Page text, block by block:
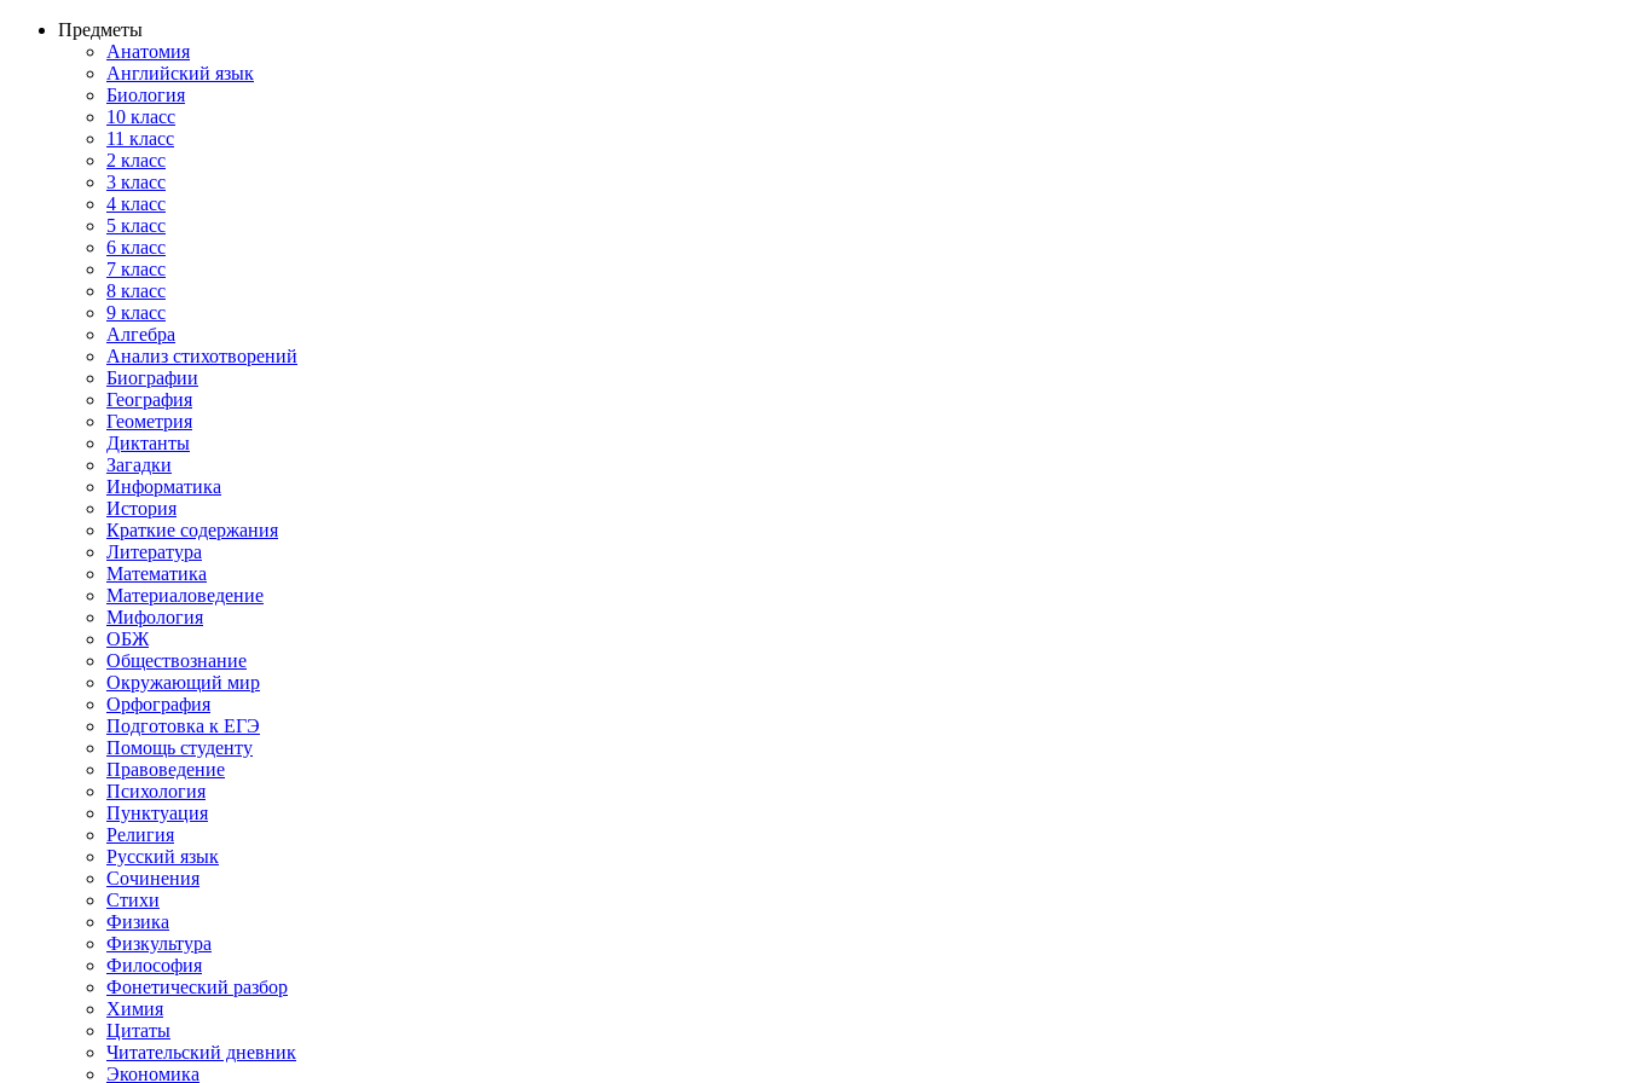
Предметы
Анатомия
Английский язык
Биология
10 класс
11 класс
2 класс
3 класс
4 класс
5 класс
6 класс
7 класс
8 класс
9 класс
Алгебра
Анализ стихотворений
Биографии
География
Геометрия
Диктанты
Загадки
Информатика
История
Краткие содержания
Литература
Математика
Материаловедение
Мифология
ОБЖ
Обществознание
Окружающий мир
Орфография
Подготовка к ЕГЭ
Помощь студенту
Правоведение
Психология
Пунктуация
Религия
Русский язык
Сочинения
Стихи
Физика
Физкультура
Философия
Фонетический разбор
Химия
Цитаты
Читательский дневник
Экономика